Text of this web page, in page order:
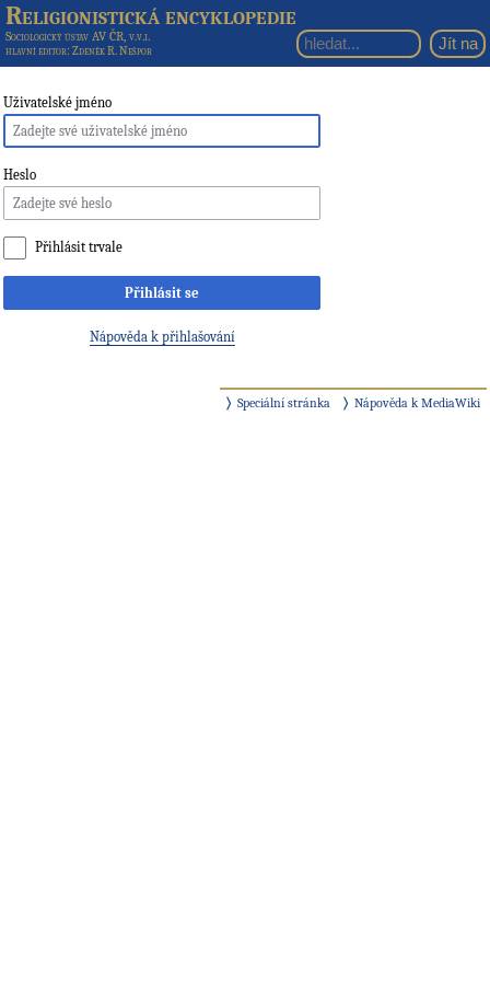
Religionistická encyklopedie
Sociologický ústav AV ČR, v.v.i.
hlavní editor: Zdeněk R. Nešpor
Uživatelské jméno
Heslo
Přihlásit trvale
Přihlásit se
Nápověda k přihlašování
Speciální stránka Nápověda k MediaWiki